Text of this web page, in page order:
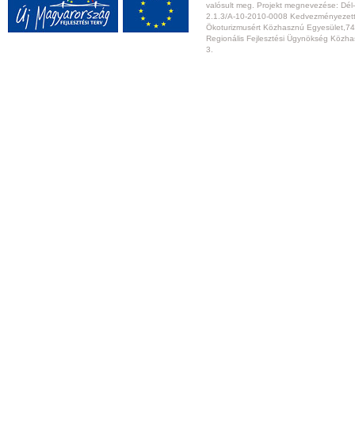
valósult meg. Projekt megnevezése:
2.1.3/A-10-2010-0008
Ökoturizmusért Közhasznú
Regionális Fejlesztési Ügynökség
3.